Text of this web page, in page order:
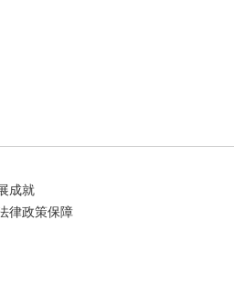
成就
律政策保障